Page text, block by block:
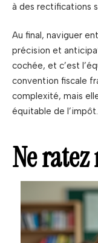
à des rectifications
Au final, naviguer
précision et
cochée, et c’est
convention fiscale
complexité, mais
équitable de
Ne